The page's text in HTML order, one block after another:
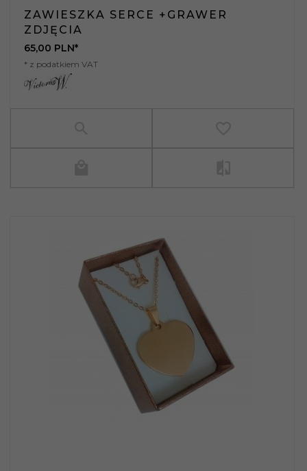
ZAWIESZKA SERCE +GRAWER
ZDJĘCIA
65,00 PLN*
* z podatkiem VAT